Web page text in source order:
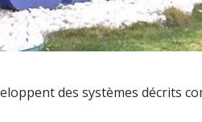
des systèmes décrits